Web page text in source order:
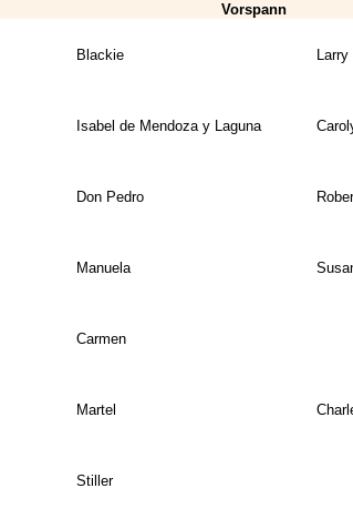
Vorspann
Blackie Larry
Isabel de Mendoza y Laguna
Don Pedro
Manuela
Carmen
Martel
Stiller